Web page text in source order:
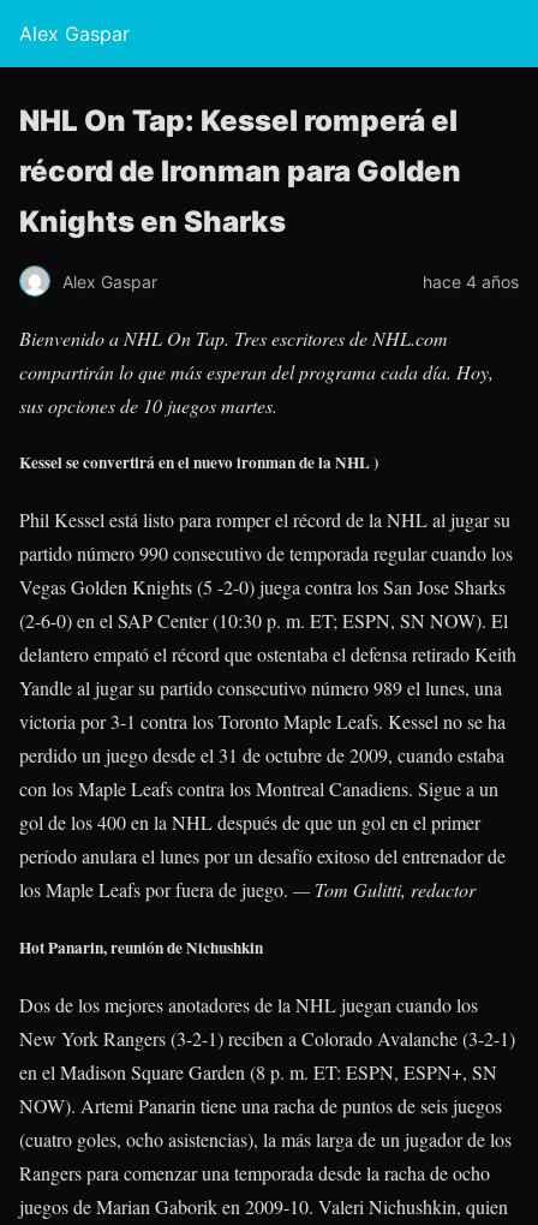
Alex Gaspar
NHL On Tap: Kessel romperá el
récord de Ironman para Golden
Knights en Sharks
Alex Gaspar hace 4 años
Bienvenido a NHL On Tap. Tres escritores de NHL.com
compartirán lo que más esperan del programa cada día. Hoy,
sus opciones de 10 juegos martes.
Kessel se convertirá en el nuevo ironman de la NHL)
Phil Kessel está listo para romper el récord de la NHL al jugar su
partido número 990 consecutivo de temporada regular cuando los
Vegas Golden Knights (5 -2-0) juega contra los San Jose Sharks
(2-6-0) en el SAP Center (10:30 p. m. ET; ESPN, SN NOW). El
delantero empató el récord que ostentaba el defensa retirado Keith
Yandle al jugar su partido consecutivo número 989 el lunes, una
victoria por 3-1 contra los Toronto Maple Leafs. Kessel no se ha
perdido un juego desde el 31 de octubre de 2009, cuando estaba
con los Maple Leafs contra los Montreal Canadiens. Sigue a un
gol de los 400 en la NHL después de que un gol en el primer
período anulara el lunes por un desafío exitoso del entrenador de
los Maple Leafs por fuera de juego. — Tom Gulitti, redactor
Hot Panarin, reunión de Nichushkin
Dos de los mejores anotadores de la NHL juegan cuando los
New York Rangers (3-2-1) reciben a Colorado Avalanche (3-2-1)
en el Madison Square Garden (8 p. m. ET: ESPN, ESPN+, SN
NOW). Artemi Panarin tiene una racha de puntos de seis juegos
(cuatro goles, ocho asistencias), la más larga de un jugador de los
Rangers para comenzar una temporada desde la racha de ocho
juegos de Marian Gaborik en 2009-10. Valeri Nichushkin, quien